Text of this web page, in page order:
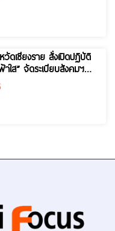
พติด
วัดเชียงราย สั่งเปิดปฏิบัติ
าใส” จัดระเบียบสังคมฯ
รามการค้ามนุษย์